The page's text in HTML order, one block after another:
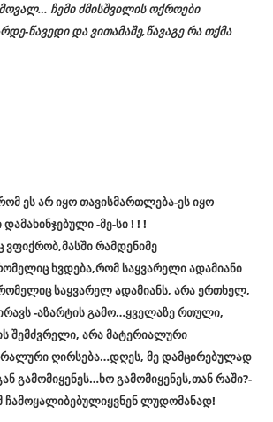
ჩემი ძმისშვილის ოქროები
წავედი და ვითამაშე,წავაგე რა თქმა
ეს არ იყო თავისმართლება-ეს იყო
-მე-სი ! ! !
რამდენიმე
ხვდება,რომ საყვარელი ადამიანი
საყვარელ ადამიანს, არა ერთხელ,
-აზარტის გამო…ყველაზე რთული,
შემძვრელი, არა მატერიალური
ღირსება…დღეს, მე დამცირებულად
გამომიყენეს…ხო გამომიყენეს,თან რაში?-
ლუდომანად!